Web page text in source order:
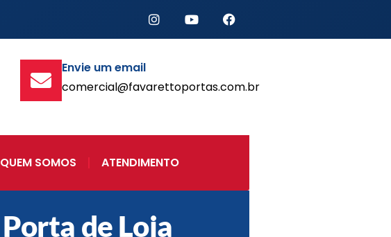
Envie um email
comercial@favarettoportas.com.br
QUEM SOMOS ATENDIMENTO
Porta de Loja